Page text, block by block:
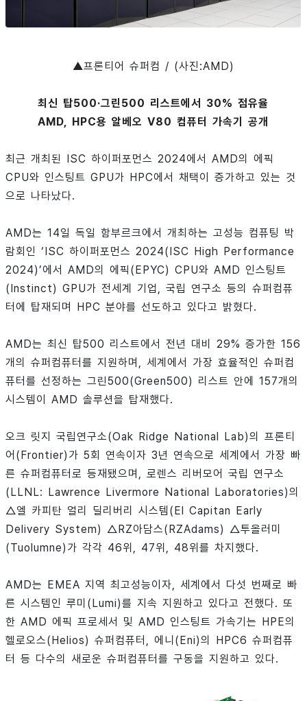
▲프론티어 슈퍼컴 / (사진:AMD)
최신 탑500·그린500 리스트에서 30% 점유율
AMD, HPC용 알베오 V80 컴퓨터 가속기 공개
최근 개최된 ISC 하이퍼포먼스 2024에서 AMD의 에픽
CPU와 인스팅트 GPU가 HPC에서 채택이 증가하고 있는 것
으로 나타났다.
AMD는 14일 독일 함부르크에서 개최하는 고성능 컴퓨팅 박
람회인 ‘ISC 하이퍼포먼스 2024(ISC High Performance
2024)’에서 AMD의 에픽(EPYC) CPU와 AMD 인스팅트
(Instinct) GPU가 전세계 기업, 국립 연구소 등의 슈퍼컴퓨
터에 탑재되며 HPC 분야를 선도하고 있다고 밝혔다.
AMD는 최신 탑500 리스트에서 전년 대비 29% 증가한 156
개의 슈퍼컴퓨터를 지원하며, 세계에서 가장 효율적인 슈퍼컴
퓨터를 선정하는 그린500(Green500) 리스트 안에 157개의
시스템이 AMD 솔루션을 탑재했다.
오크 릿지 국립연구소(Oak Ridge National Lab)의 프론티
어(Frontier)가 5회 연속이자 3년 연속으로 세계에서 가장 빠
른 슈퍼컴퓨터로 등재됐으며, 로렌스 리버모어 국립 연구소
(LLNL: Lawrence Livermore National Laboratories)의
△엘 카피탄 얼리 딜리버리 시스템(El Capitan Early
Delivery System) △RZ아담스(RZAdams) △투올러미
(Tuolumne)가 각각 46위, 47위, 48위를 차지했다.
AMD는 EMEA 지역 최고성능이자, 세계에서 다섯 번째로 빠
른 시스템인 루미(Lumi)를 지속 지원하고 있다고 전했다. 또
한 AMD 에픽 프로세서 및 AMD 인스팅트 가속기는 HPE의
헬로오스(Helios) 슈퍼컴퓨터, 에니(Eni)의 HPC6 슈퍼컴퓨
터 등 다수의 새로운 슈퍼컴퓨터를 구동을 지원하고 있다.